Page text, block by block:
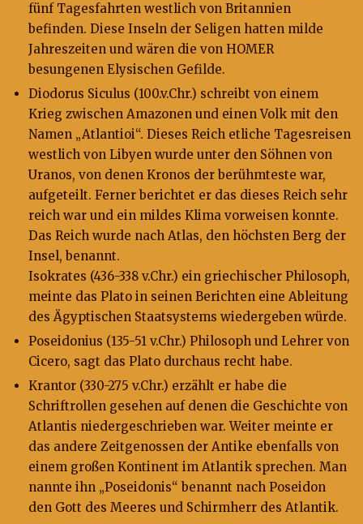
fünf Tagesfahrten westlich von Britannien
befinden. Diese Inseln der Seligen hatten milde
Jahreszeiten und wären die von HOMER
besungenen Elysischen Gefilde.
Diodorus Siculus (100.v.Chr.) schreibt von einem
Krieg zwischen Amazonen und einen Volk mit den
Namen „Atlantioi“. Dieses Reich etliche Tagesreisen
westlich von Libyen wurde unter den Söhnen von
Uranos, von denen Kronos der berühmteste war,
aufgeteilt. Ferner berichtet er das dieses Reich sehr
reich war und ein mildes Klima vorweisen konnte.
Das Reich wurde nach Atlas, den höchsten Berg der
Insel, benannt.
Isokrates (436-338 v.Chr.) ein griechischer Philosoph,
meinte das Plato in seinen Berichten eine Ableitung
des Ägyptischen Staatsystems wiedergeben würde.
Poseidonius (135-51 v.Chr.) Philosoph und Lehrer von
Cicero, sagt das Plato durchaus recht habe.
Krantor (330-275 v.Chr.) erzählt er habe die
Schriftrollen gesehen auf denen die Geschichte von
Atlantis niedergeschrieben war. Weiter meinte er
das andere Zeitgenossen der Antike ebenfalls von
einem großen Kontinent im Atlantik sprechen. Man
nannte ihn „Poseidonis“ benannt nach Poseidon
den Gott des Meeres und Schirmherr des Atlantik.